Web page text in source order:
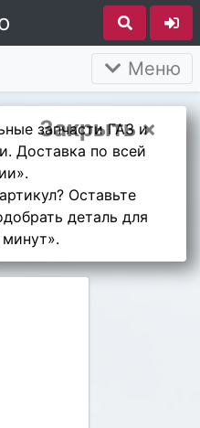
Меню
Закрыть ×
запчасти ГАЗ и
Доставка по всей
Оставьте
деталь для